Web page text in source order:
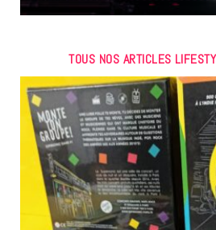
TOUS NOS ARTICLES